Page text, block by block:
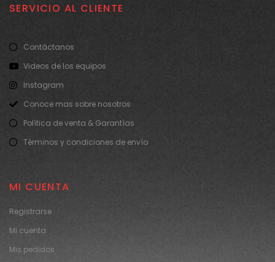
SERVICIO AL CLIENTE
Contáctanos
Videos de los equipos
Instagram
Conoce mas sobre nosotros
Política de venta & Garantías
Términos y condiciones de envío
MI CUENTA
Registrarse
Mi cuenta
Mis pedidos